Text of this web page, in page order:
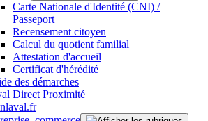
Carte Nationale d'Identité (CNI) /
Passeport
Recensement citoyen
Calcul du quotient familial
Attestation d'accueil
Certificat d'hérédité
des démarches
Direct Proximité